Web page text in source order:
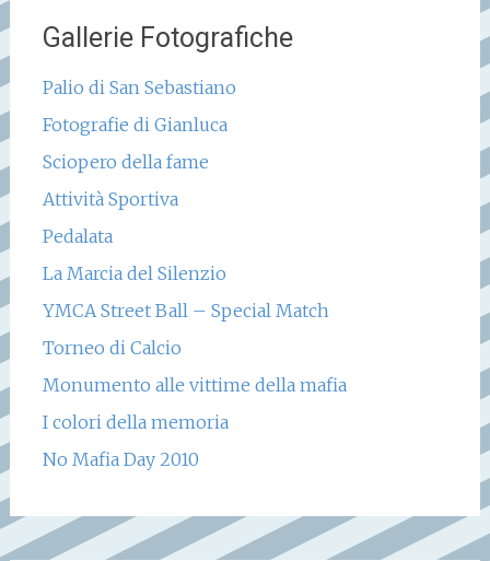
Gallerie Fotografiche
Palio di San Sebastiano
Fotografie di Gianluca
Sciopero della fame
Attività Sportiva
Pedalata
La Marcia del Silenzio
YMCA Street Ball – Special Match
Torneo di Calcio
Monumento alle vittime della mafia
I colori della memoria
No Mafia Day 2010